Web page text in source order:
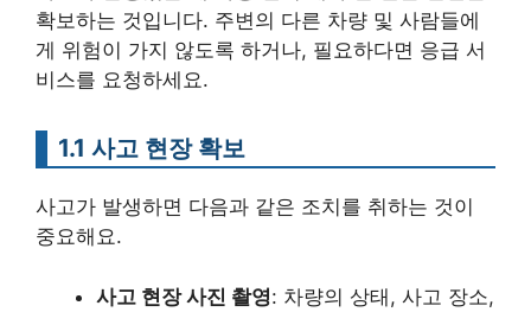
확보하는 것입니다. 주변의 다른 차량 및 사람들에
게 위험이 가지 않도록 하거나, 필요하다면 응급 서
비스를 요청하세요.
1.1 사고 현장 확보
사고가 발생하면 다음과 같은 조치를 취하는 것이
중요해요.
사고 현장 사진 촬영: 차량의 상태, 사고 장소,